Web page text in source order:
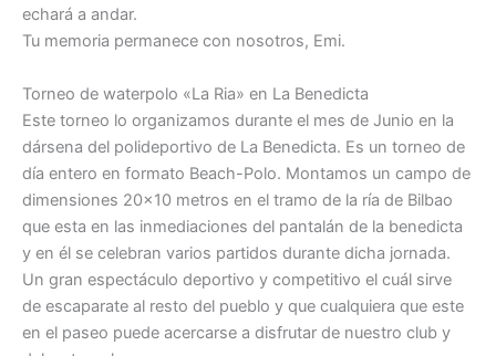
echará a andar.
Tu memoria permanece con nosotros, Emi.
Torneo de waterpolo «La Ria» en La Benedicta
Este torneo lo organizamos durante el mes de Junio en la
dársena del polideportivo de La Benedicta. Es un torneo de
día entero en formato Beach-Polo. Montamos un campo de
dimensiones 20×10 metros en el tramo de la ría de Bilbao
que esta en las inmediaciones del pantalán de la benedicta
y en él se celebran varios partidos durante dicha jornada.
Un gran espectáculo deportivo y competitivo el cuál sirve
de escaparate al resto del pueblo y que cualquiera que este
en el paseo puede acercarse a disfrutar de nuestro club y